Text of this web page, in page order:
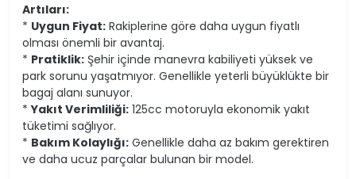
Artıları:
* Uygun Fiyat: Rakiplerine göre daha uygun fiyatlı
olması önemli bir avantaj.
* Pratiklik: Şehir içinde manevra kabiliyeti yüksek ve
park sorunu yaşatmıyor. Genellikle yeterli büyüklükte bir
bagaj alanı sunuyor.
*Yakıt Verimliliği: 125cc motoruyla ekonomik yakıt
tüketimi sağlıyor.
* Bakım Kolaylığı: Genellikle daha az bakım gerektiren
ve daha ucuz parçalar bulunan bir model.